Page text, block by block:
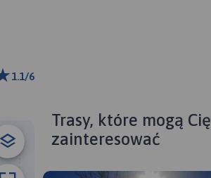
1.1/6
Trasy, które mogą Cię
zainteresować